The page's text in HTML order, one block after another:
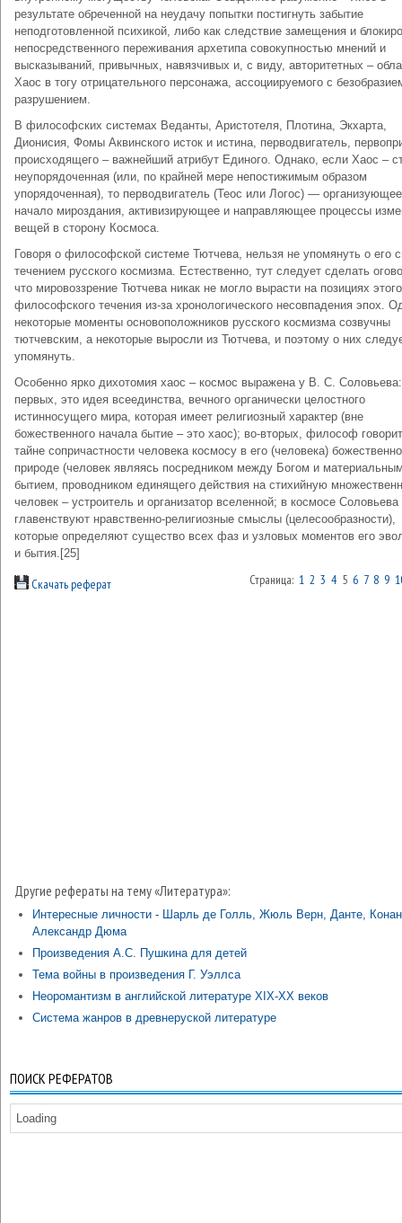
результате обреченной на неудачу попытки постигнуть забытие
неподготовленной психикой, либо как следствие замещения и
непосредственного переживания архетипа совокупностью мнений и
высказываний, привычных, навязчивых и, с виду, авторитетных –
Хаос в тогу отрицательного персонажа, ассоциируемого с
разрушением.
В философских системах Веданты, Аристотеля, Плотина, Экхарта,
Дионисия, Фомы Аквинского исток и истина, перводвигатель,
происходящего – важнейший атрибут Единого. Однако, если Хаос –
неупорядоченная (или, по крайней мере непостижимым образом
упорядоченная), то перводвигатель (Теос или Логос) — организующее
начало мироздания, активизирующее и направляющее процессы
вещей в сторону Космоса.
Говоря о философской системе Тютчева, нельзя не упомянуть о его
течением русского космизма. Естественно, тут следует сделать
что мировоззрение Тютчева никак не могло вырасти на позициях этого
философского течения из-за хронологического несовпадения эпох.
некоторые моменты основоположников русского космизма созвучны
тютчевским, а некоторые выросли из Тютчева, и поэтому о них
упомянуть.
Особенно ярко дихотомия хаос – космос выражена у В. С.
первых, это идея всеединства, вечного органически целостного
истинносущего мира, которая имеет религиозный характер (вне
божественного начала бытие – это хаос); во-вторых, философ
тайне сопричастности человека космосу в его (человека)
природе (человек являясь посредником между Богом и
бытием, проводником единящего действия на стихийную
человек – устроитель и организатор вселенной; в космосе Соловьева
главенствуют нравственно-религиозные смыслы (целесообразности),
которые определяют существо всех фаз и узловых моментов его
и бытия.[25]
Скачать реферат Страница: 1 2 3 45 6 7 8 9
Другие рефераты на тему «Литература»:
Интересные личности - Шарль де Голль, Жюль Верн, Данте,
Александр Дюма
Произведения А.С. Пушкина для детей
Тема войны в произведения Г. Уэллса
Неоромантизм в английской литературе ХІХ-ХХ веков
Система жанров в древнеруской литературе
ПОИСК РЕФЕРАТОВ
Loading